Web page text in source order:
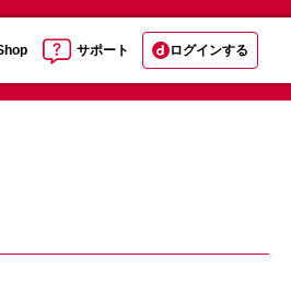
サポート ログインする